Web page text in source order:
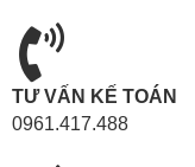
TƯ VẤN KẾ TOÁN
0961.417.488